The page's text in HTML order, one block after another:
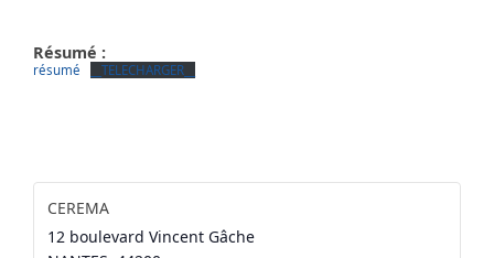
Résumé :
résumé __TELECHARGER__
CEREMA
12 boulevard Vincent Gâche